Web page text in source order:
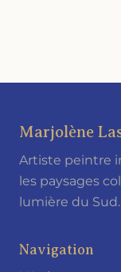
Marjolène
Artiste peintre
les paysages
lumière du Sud.
Navigation